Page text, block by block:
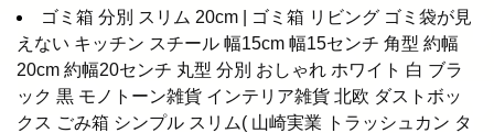
ゴミ箱 分別 スリム 20cm | ゴミ箱 リビング ゴミ袋が見
えない キッチン スチール 幅15cm 幅15センチ 角型 約幅
20cm 約幅20センチ 丸型 分別 おしゃれ ホワイト 白 ブラ
ック 黒 モノトーン雑貨 インテリア雑貨 北欧 ダストボッ
クス ごみ箱 シンプル スリム( 山崎実業 トラッシュカン タ